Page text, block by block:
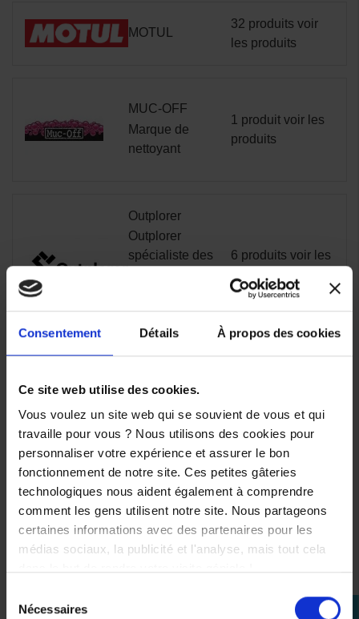
Consentement Détails À propos des cookies
Ce site web utilise des cookies.
Vous voulez un site web qui se souvient de vous et qui
travaille pour vous ? Nous utilisons des cookies pour
personnaliser votre expérience et assurer le bon
fonctionnement de notre site. Ces petites gâteries
technologiques nous aident également à comprendre
comment les gens utilisent notre site. Nous partageons
certaines informations avec des partenaires pour les
médias sociaux, la publicité et l'analyse, mais tout cela
Nécessaires
MOTUL
32 produits voir
les produits
MUC-OFF
Marque de
nettoyant
1 produit voir les
produits
Outplorer
Outplorer
spécialiste des
la moto
6 produits voir les
Overlap, dans un
esprit citadin, aux
inspirations
vintage, conçoit et
développe des
jeans, blousons
et chaussures,
destinés aux
utilisateurs des 2
4 produits voir les